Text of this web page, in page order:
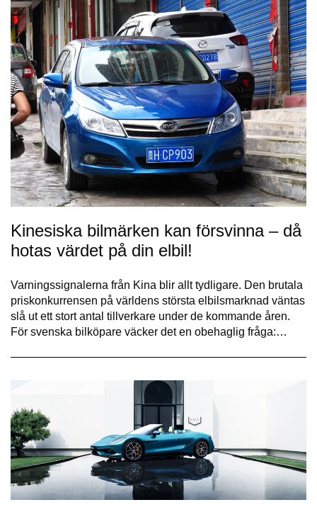
Kinesiska bilmärken kan försvinna – då
hotas värdet på din elbil!
Varningssignalerna från Kina blir allt tydligare. Den brutala
priskonkurrensen på världens största elbilsmarknad väntas
slå ut ett stort antal tillverkare under de kommande åren.
För svenska bilköpare väcker det en obehaglig fråga:…